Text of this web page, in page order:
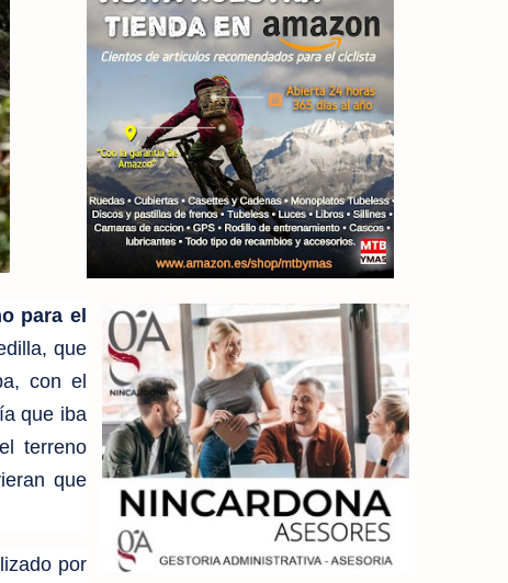
para el
que
con el
que iba
terreno
que
por